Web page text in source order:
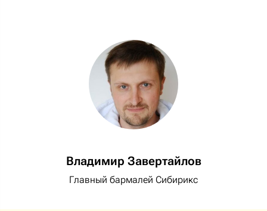
Владимир Завертайлов
Главный бармалей Сибирикс